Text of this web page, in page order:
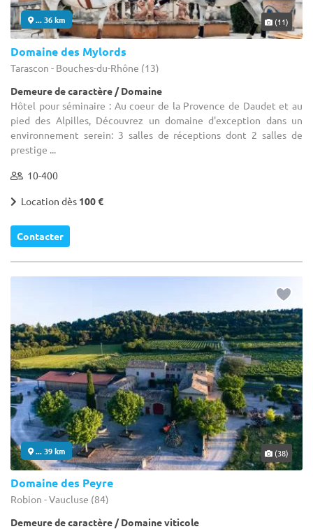
... 36 km (11)
Domaine des Mylords
Tarascon - Bouches-du-Rhône (13)
Demeure de caractère / Domaine
Hôtel pour séminaire : Au coeur de la Provence de Daudet et au
pied des Alpilles, Découvrez un domaine d'exception dans un
environnement serein: 3 salles de réceptions dont 2 salles de
prestige ...
10-400
Location dès 100 €
Contacter
... 39 km (38)
Domaine des Peyre
Robion - Vaucluse (84)
Demeure de caractère / Domaine viticole